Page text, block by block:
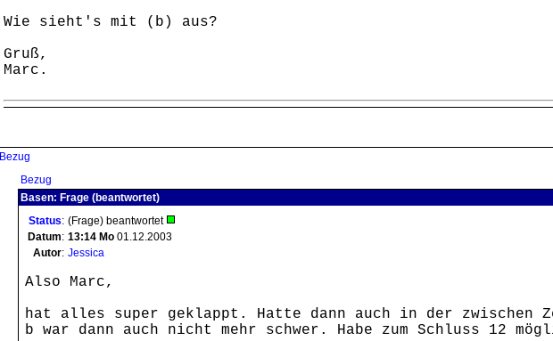
Wie sieht's mit (b) aus?
Gruß,
Marc.
Bezug
Bezug
Basen: Frage (beantwortet)
Status: (Frage) beantwortet
Datum: 13:14 Mo 01.12.2003
Autor: Jessica
Also Marc,
hat alles super geklappt. Hatte dann auch in der zwischen
b war dann auch nicht mehr schwer. Habe zum Schluss 12